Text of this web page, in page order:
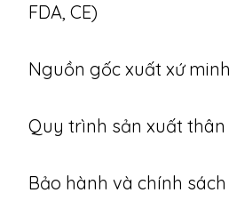
FDA, CE)
Nguồn gốc xuất xứ
Quy trình sản xuất
Bảo hành và chính